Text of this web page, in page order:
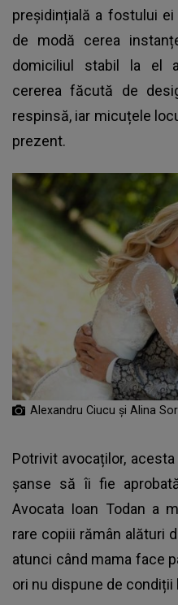
preșidințială a fostului ei
de modă cerea
domiciliul stabil la el
cererea făcută de
respinsă, iar micuțele
prezent.
Alexandru Ciucu și Alina
Potrivit avocaților,
șanse să îi fie
Avocata Ioan Todan a
rare copiii rămân alături
atunci când mama face
ori nu dispune de condiții